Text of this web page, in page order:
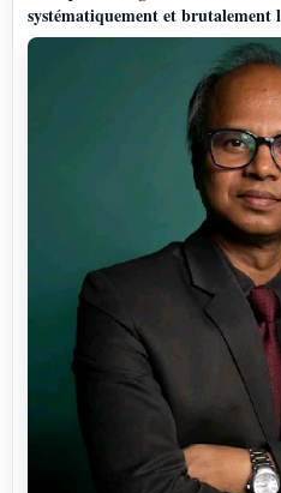
systématiquement et brutalement